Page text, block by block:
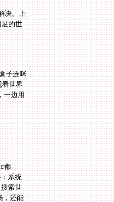
决。上
足的世
子连咪
看世界
一边用
都
统
世
能